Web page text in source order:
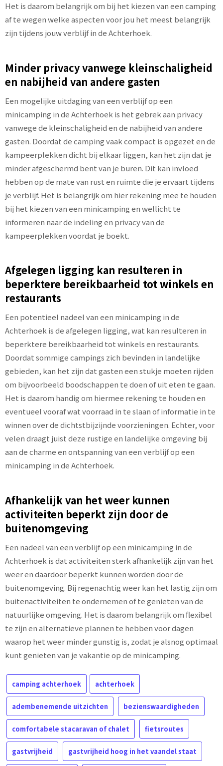
Het is daarom belangrijk om bij het kiezen van een camping
af te wegen welke aspecten voor jou het meest belangrijk
zijn tijdens jouw verblijf in de Achterhoek.
Minder privacy vanwege kleinschaligheid
en nabijheid van andere gasten
Een mogelijke uitdaging van een verblijf op een
minicamping in de Achterhoek is het gebrek aan privacy
vanwege de kleinschaligheid en de nabijheid van andere
gasten. Doordat de camping vaak compact is opgezet en de
kampeerplekken dicht bij elkaar liggen, kan het zijn dat je
minder afgeschermd bent van je buren. Dit kan invloed
hebben op de mate van rust en ruimte die je ervaart tijdens
je verblijf. Het is belangrijk om hier rekening mee te houden
bij het kiezen van een minicamping en wellicht te
informeren naar de indeling en privacy van de
kampeerplekken voordat je boekt.
Afgelegen ligging kan resulteren in
beperktere bereikbaarheid tot winkels en
restaurants
Een potentieel nadeel van een minicamping in de
Achterhoek is de afgelegen ligging, wat kan resulteren in
beperktere bereikbaarheid tot winkels en restaurants.
Doordat sommige campings zich bevinden in landelijke
gebieden, kan het zijn dat gasten een stukje moeten rijden
om bijvoorbeeld boodschappen te doen of uit eten te gaan.
Het is daarom handig om hiermee rekening te houden en
eventueel vooraf wat voorraad in te slaan of informatie in te
winnen over de dichtstbijzijnde voorzieningen. Echter, voor
velen draagt juist deze rustige en landelijke omgeving bij
aan de charme en ontspanning van een verblijf op een
minicamping in de Achterhoek.
Afhankelijk van het weer kunnen
activiteiten beperkt zijn door de
buitenomgeving
Een nadeel van een verblijf op een minicamping in de
Achterhoek is dat activiteiten sterk afhankelijk zijn van het
weer en daardoor beperkt kunnen worden door de
buitenomgeving. Bij regenachtig weer kan het lastig zijn om
buitenactiviteiten te ondernemen of te genieten van de
natuurlijke omgeving. Het is daarom belangrijk om flexibel
te zijn en alternatieve plannen te hebben voor dagen
waarop het weer minder gunstig is, zodat je alsnog optimaal
kunt genieten van je vakantie op de minicamping.
camping achterhoek achterhoek
adembenemende uitzichten bezienswaardigheden
comfortabele stacaravan of chalet fietsroutes
gastvrijheid gastvrijheid hoog in het vaandel staat